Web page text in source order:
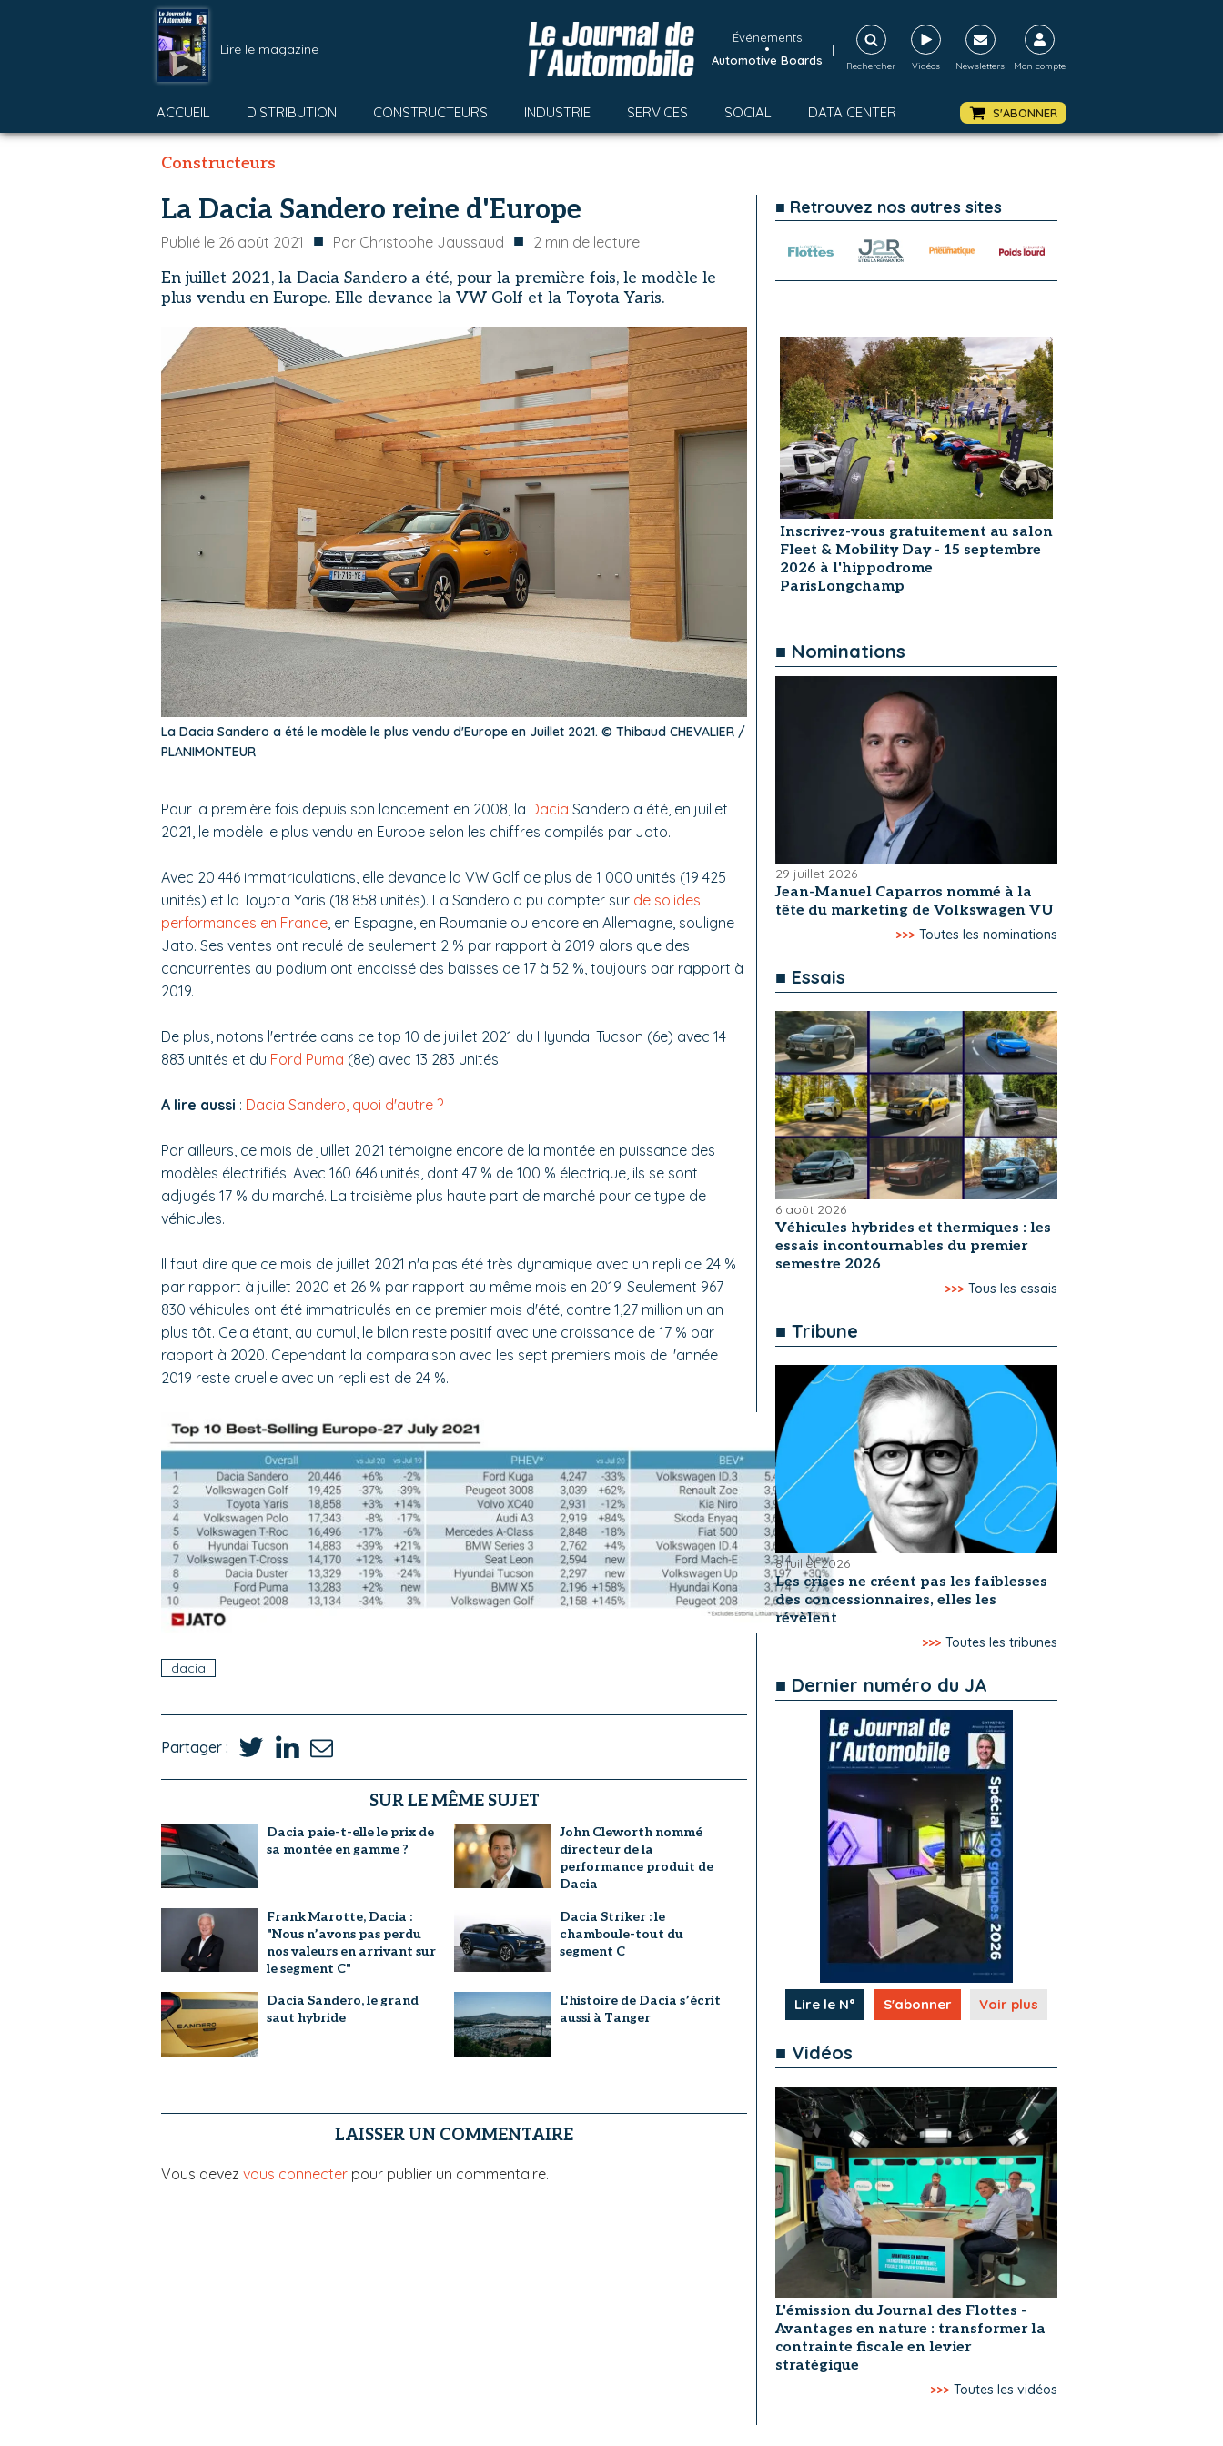
Lire le magazine
Événements
•
Automotive Boards
|
Rechercher Vidéos Newsletters Mon compte
ACCUEIL DISTRIBUTION CONSTRUCTEURS INDUSTRIE SERVICES SOCIAL DATA CENTER S'ABONNER
Constructeurs
La Dacia Sandero reine d'Europe
Publié le 26 août 2021 ■ Par Christophe Jaussaud ■ 2 min de lecture
En juillet 2021, la Dacia Sandero a été, pour la première fois, le modèle le
plus vendu en Europe. Elle devance la VW Golf et la Toyota Yaris.
La Dacia Sandero a été le modèle le plus vendu d'Europe en Juillet 2021. © Thibaud CHEVALIER /
PLANIMONTEUR
Pour la première fois depuis son lancement en 2008, la Dacia Sandero a été, en juillet
2021, le modèle le plus vendu en Europe selon les chiffres compilés par Jato.
Avec 20 446 immatriculations, elle devance la VW Golf de plus de 1 000 unités (19 425
unités) et la Toyota Yaris (18 858 unités). La Sandero a pu compter sur de solides
performances en France, en Espagne, en Roumanie ou encore en Allemagne, souligne
Jato. Ses ventes ont reculé de seulement 2 % par rapport à 2019 alors que des
concurrentes au podium ont encaissé des baisses de 17 à 52 %, toujours par rapport à
2019.
De plus, notons l'entrée dans ce top 10 de juillet 2021 du Hyundai Tucson (6e) avec 14
883 unités et du Ford Puma (8e) avec 13 283 unités.
A lire aussi : Dacia Sandero, quoi d'autre ?
Par ailleurs, ce mois de juillet 2021 témoigne encore de la montée en puissance des
modèles électrifiés. Avec 160 646 unités, dont 47 % de 100 % électrique, ils se sont
adjugés 17 % du marché. La troisième plus haute part de marché pour ce type de
véhicules.
Il faut dire que ce mois de juillet 2021 n'a pas été très dynamique avec un repli de 24 %
par rapport à juillet 2020 et 26 % par rapport au même mois en 2019. Seulement 967
830 véhicules ont été immatriculés en ce premier mois d'été, contre 1,27 million un an
plus tôt. Cela étant, au cumul, le bilan reste positif avec une croissance de 17 % par
rapport à 2020. Cependant la comparaison avec les sept premiers mois de l'année
2019 reste cruelle avec un repli est de 24 %.
dacia
Partager :
SUR LE MÊME SUJET
Dacia paie-t-elle le prix de
sa montée en gamme ?
John Cleworth nommé
directeur de la
performance produit de
Dacia
Frank Marotte, Dacia :
"Nous n’avons pas perdu
nos valeurs en arrivant sur
le segment C"
Dacia Striker : le
chamboule-tout du
segment C
Dacia Sandero, le grand
saut hybride
L'histoire de Dacia s’écrit
aussi à Tanger
LAISSER UN COMMENTAIRE
Vous devez vous connecter pour publier un commentaire.
■ Retrouvez nos autres sites
Inscrivez-vous gratuitement au salon
Fleet & Mobility Day - 15 septembre
2026 à l'hippodrome
ParisLongchamp
■ Nominations
29 juillet 2026
Jean-Manuel Caparros nommé à la
tête du marketing de Volkswagen VU
>>> Toutes les nominations
■ Essais
6 août 2026
Véhicules hybrides et thermiques : les
essais incontournables du premier
semestre 2026
>>> Tous les essais
■ Tribune
8 juillet 2026
Les crises ne créent pas les faiblesses
des concessionnaires, elles les
révèlent
>>> Toutes les tribunes
■ Dernier numéro du JA
Lire le N° S'abonner Voir plus
■ Vidéos
L'émission du Journal des Flottes -
Avantages en nature : transformer la
contrainte fiscale en levier
stratégique
>>> Toutes les vidéos